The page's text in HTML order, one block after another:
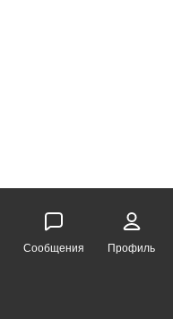
Сообщения Профиль